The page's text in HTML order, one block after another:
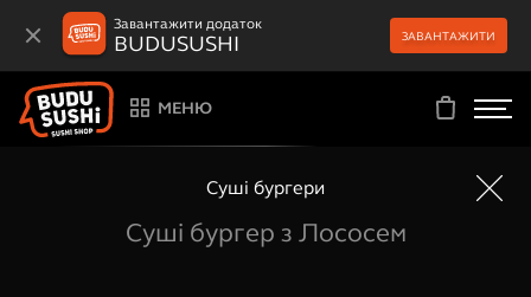
Завантажити додаток
BUDUSUSHI ЗАВАНТАЖИТИ
МЕНЮ
Суші бургери
Суші бургер з Лососем